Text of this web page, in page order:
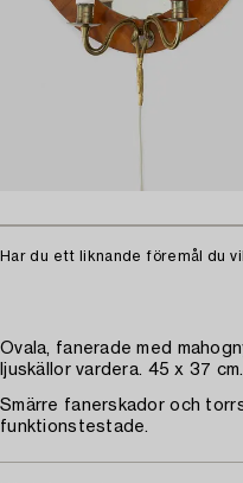
Har du ett liknande föremål du
Ovala, fanerade med
ljuskällor vardera. 45 x 37 cm.
Smärre fanerskador och
funktionstestade.